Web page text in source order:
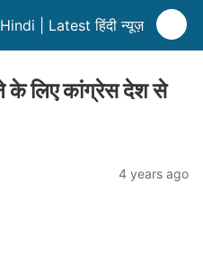
| Latest हिंदी न्यूज़
के लिए कांग्रेस देश से
4 years ago